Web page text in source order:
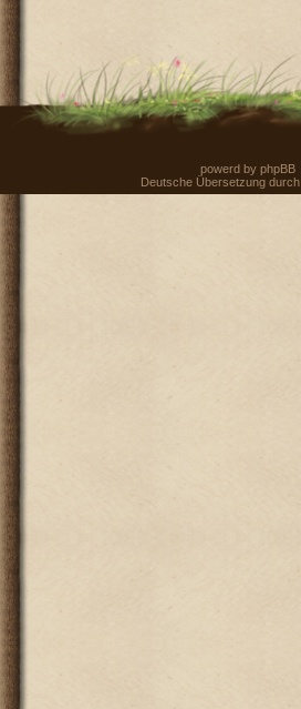
powerd by phpBB
Deutsche Übersetzung durch